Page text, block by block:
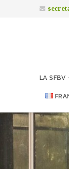
LA SFBV